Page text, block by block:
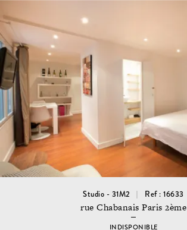
Studio - 31M2 Ref : 16633
rue Chabanais Paris 2ème
INDISPONIBLE